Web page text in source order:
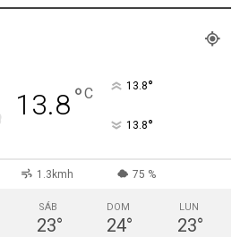
13.8°C 13.8°
13.8°
1.3kmh 75 %
SÁB
23°
DOM
24°
LUN
23°